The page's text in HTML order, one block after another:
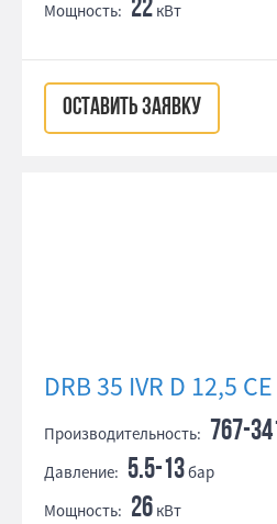
Мощность: 22 кВт
ОСТАВИТЬ ЗАЯВКУ
DRB 35 IVR D 12,5
Производительность: 767-
Давление: 5.5-13бар
Мощность: 26 кВт